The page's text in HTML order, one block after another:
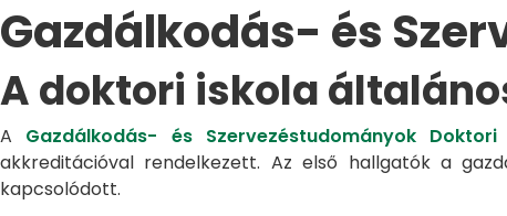
Gazdálkodás- és
A doktori iskola
A Gazdálkodás- és Szervezéstudományok Doktori
akkreditációval rendelkezett. Az első hallgatók a
kapcsolódott.